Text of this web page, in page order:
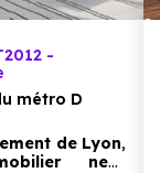
-
métro D
de Lyon,
neuf